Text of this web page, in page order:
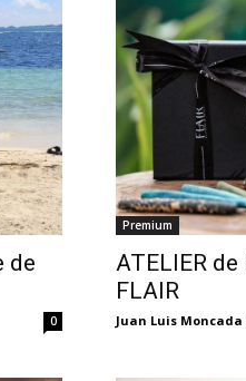
de
0
Premium
ATELIER
FLAIR
Juan Luis